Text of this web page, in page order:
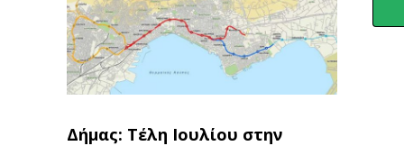
Δήμας: Τέλη Ιουλίου στην